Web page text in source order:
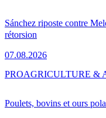
Sánchez riposte contre
rétorsion
07.08.2026
Poulets, bovins et ours
PROAGRICULTURE &